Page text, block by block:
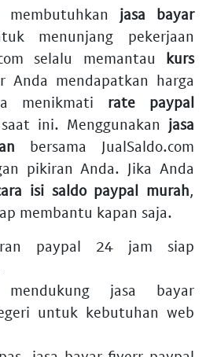
membutuhkan jasa bayar
menunjang pekerjaan
selalu memantau kurs
Anda mendapatkan harga
menikmati rate paypal
ini. Menggunakan jasa
bersama JualSaldo.com
pikiran Anda. Jika Anda
isi saldo paypal murah,
membantu kapan saja.
paypal 24 jam siap
mendukung jasa bayar
untuk kebutuhan web